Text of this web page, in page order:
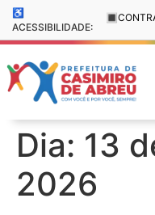
♿
ACESSIBILIDADE:
🔳
Dia: 13
2026